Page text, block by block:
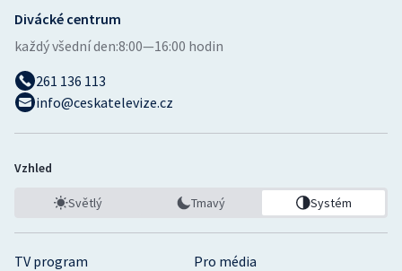
TV program
Pro média
Divácké centrum
každý všední den:8:00—16:00 hodin
261 136 113
info@ceskatelevize.cz
Vzhled
Světlý Tmavý Systém